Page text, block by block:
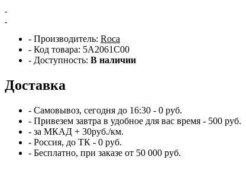
- Производитель: Roca
- Код товара: 5А2061С00
- Доступность: В наличии
Доставка
- Самовывоз, сегодня до 16:30 - 0 руб.
- Привезем завтра в удобное для вас время - 500 руб.
- за МКАД + 30руб./км.
- Россия, до ТК - 0 руб.
- Бесплатно, при заказе от 50 000 руб.